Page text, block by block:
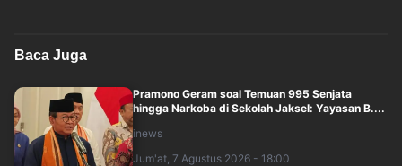
Baca Juga
Pramono Geram soal Temuan 995 Senjata
hingga Narkoba di Sekolah Jaksel: Yayasan B....
inews
Jum'at, 7 Agustus 2026 - 18:00